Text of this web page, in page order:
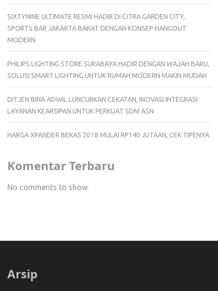
SIXTYNINE ULTIMATE RESMI HADIR DI CITRA GARDEN CITY,
SPORTS BAR JAKARTA BARAT DENGAN KONSEP HANGOUT
MODERN
PHILIPS LIGHTING STORE SURABAYA HADIR DENGAN WAJAH BARU,
SOLUSI SMART LIGHTING UNTUK RUMAH MODERN MAKIN MUDAH
DITJEN BINA ADWIL LUNCURKAN CEKATAN, INOVASI INTEGRASI
LAYANAN KEARSIPAN UNTUK PERKUAT SDM ASN
HARGA XPANDER BEKAS 2018 MULAI RP140 JUTAAN, CEK TIPENYA
Komentar Terbaru
No comments to show.
Arsip